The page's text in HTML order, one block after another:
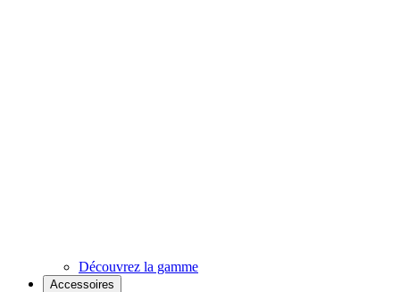
Découvrez la gamme
Accessoires